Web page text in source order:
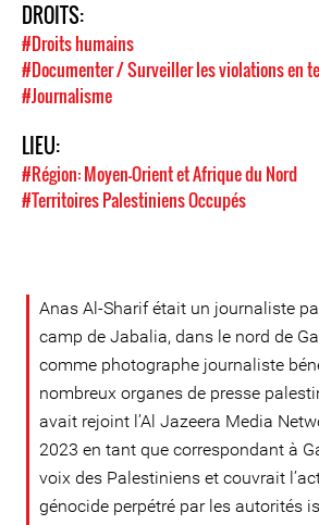
DROITS:
#Droits humains
#Documenter / Surveiller les violations en
#Journalisme
LIEU:
#Région: Moyen-Orient et Afrique du Nord
#Territoires Palestiniens Occupés
Anas Al-Sharif était un journaliste
camp de Jabalia, dans le nord de
comme photographe journaliste
nombreux organes de presse
avait rejoint l’Al Jazeera Media
2023 en tant que correspondant à
voix des Palestiniens et couvrait
génocide perpétré par les autorités